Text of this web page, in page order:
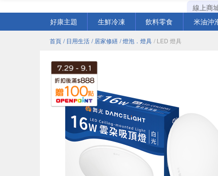
線上商
好康主題
生鮮冷凍 飲料零食 米油沖
首頁 / 日用生活 / 居家修繕 / 燈泡．燈具 / LED 燈具